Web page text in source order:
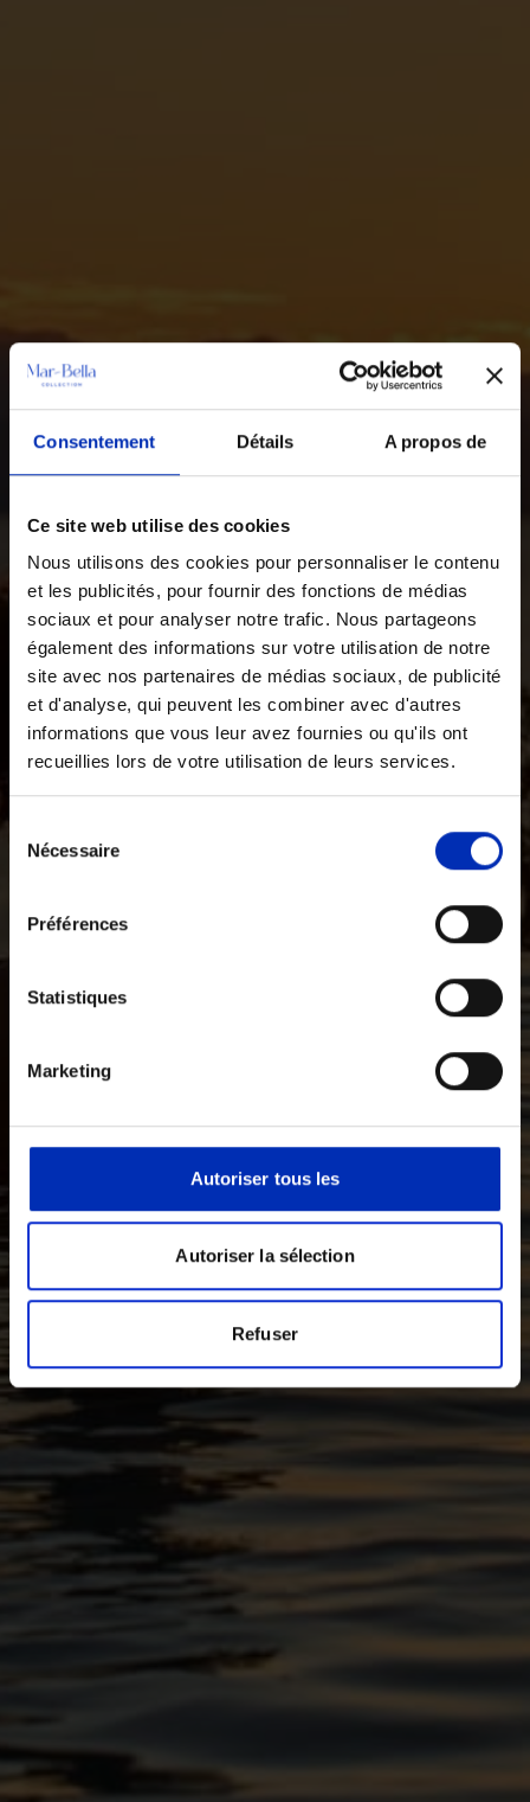
Consentement Détails A propos de
Ce site web utilise des cookies
Nous utilisons des cookies pour personnaliser le contenu
et les publicités, pour fournir des fonctions de médias
sociaux et pour analyser notre trafic. Nous partageons
également des informations sur votre utilisation de notre
site avec nos partenaires de médias sociaux, de publicité
et d'analyse, qui peuvent les combiner avec d'autres
informations que vous leur avez fournies ou qu'ils ont
recueillies lors de votre utilisation de leurs services.
desNécessaire
Préférences
Statistiques
Marketing
Autoriser tous les
Autoriser la sélection
Refuser